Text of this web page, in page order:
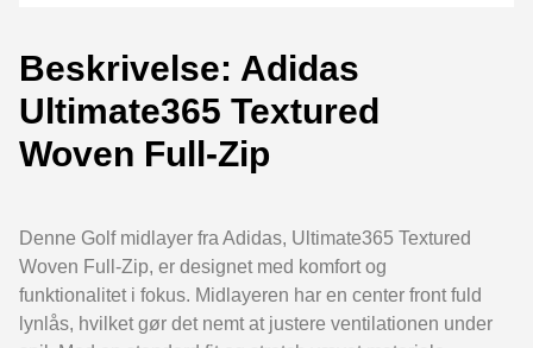
Beskrivelse: Adidas
Ultimate365 Textured
Woven Full-Zip
Denne Golf midlayer fra Adidas, Ultimate365 Textured
Woven Full-Zip, er designet med komfort og
funktionalitet i fokus. Midlayeren har en center front fuld
lynlås, hvilket gør det nemt at justere ventilationen under